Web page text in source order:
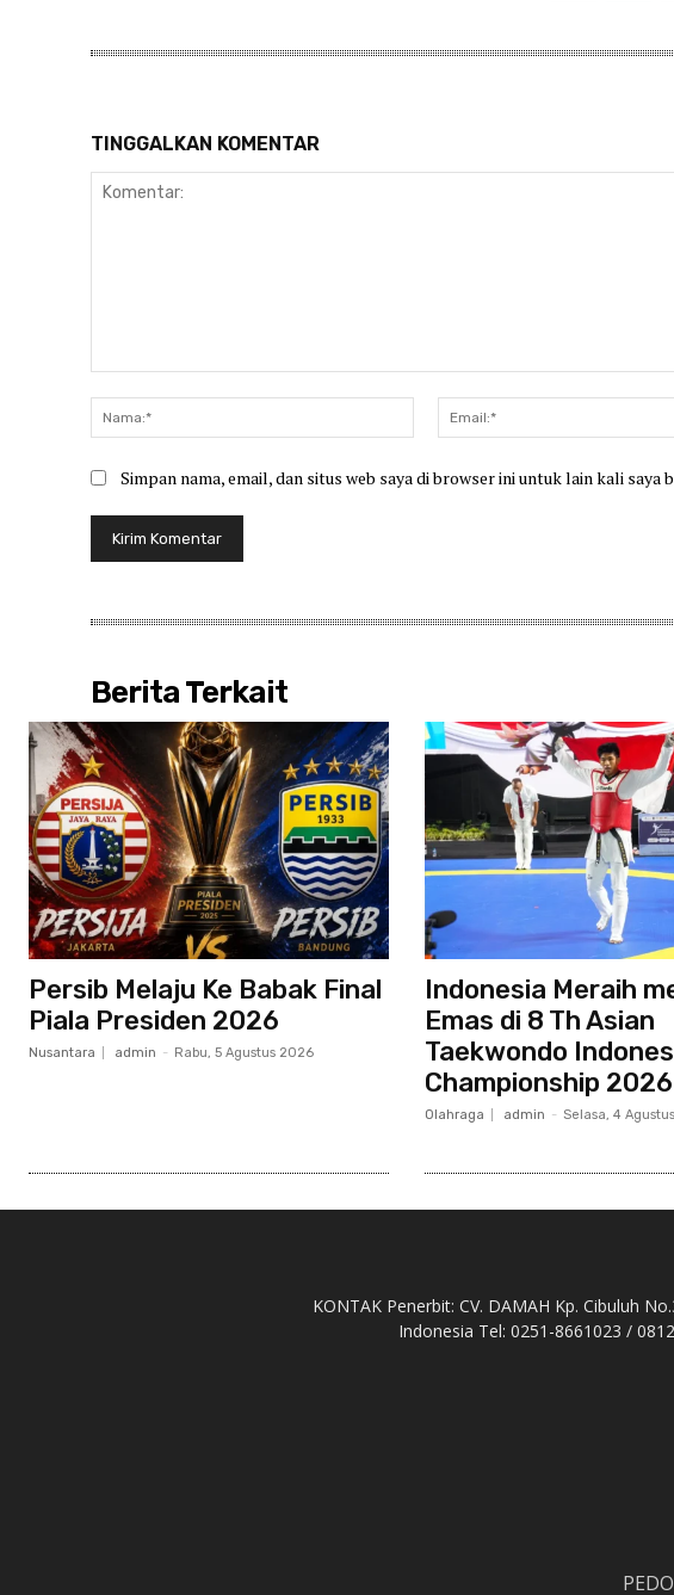
TINGGALKAN KOMENTAR
Nama:*
Simpan nama, email, dan situs web saya di browser ini untuk lain kali saya
Berita Terkait
Persib Melaju Ke Babak Final
Piala Presiden 2026
Nusantara admin - Rabu, 5 Agustus 2026
Indonesia Meraih
Emas di 8 Th Asian
Taekwondo
Championship 2026
Olahraga admin - Selasa, 4
KONTAK Penerbit: CV. DAMAH Kp. Cibuluh
Indonesia Tel: 0251-8661023 /